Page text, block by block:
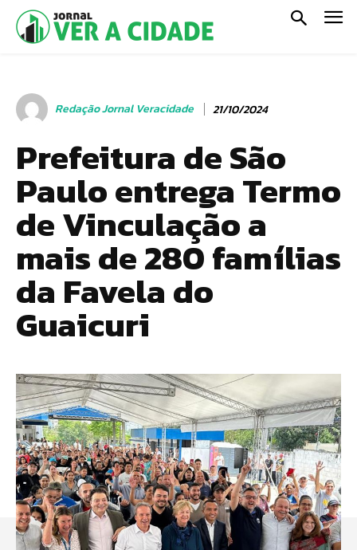
Redação Jornal Veracidade 21/10/2024
Prefeitura de São
Paulo entrega Termo
de Vinculação a
mais de 280 famílias
da Favela do
Guaicuri